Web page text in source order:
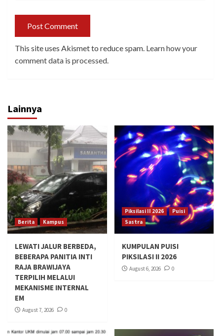
This site uses Akismet to reduce spam. Learn how your
comment data is processed.
Lainnya
Berita Kampus
LEWATI JALUR BERBEDA,
BEBERAPA PANITIA INTI
RAJA BRAWIJAYA
TERPILIH MELALUI
MEKANISME INTERNAL
EM
August 7, 2026 0
Piksilasi II 2026
Puisi
Sastra
KUMPULAN PUISI
PIKSILASI II 2026
August 6, 2026 0